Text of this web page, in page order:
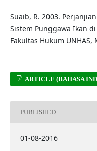
Suaib, R. 2003.
Sistem Punggawa Ikan
Fakultas Hukum UNHAS,
ARTICLE (BAHASA
PUBLISHED
01-08-2016